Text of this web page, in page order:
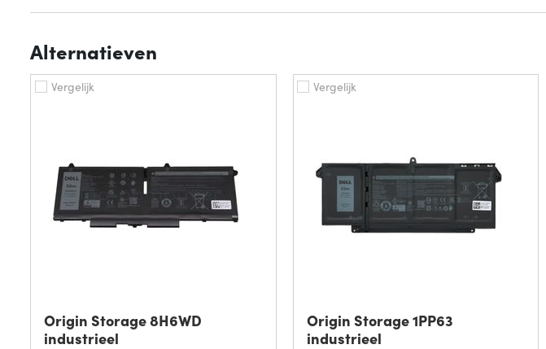
Alternatieven
Vergelijk
Origin Storage 8H6WD
industrieel
Vergelijk
Origin Storage 1PP63
industrieel